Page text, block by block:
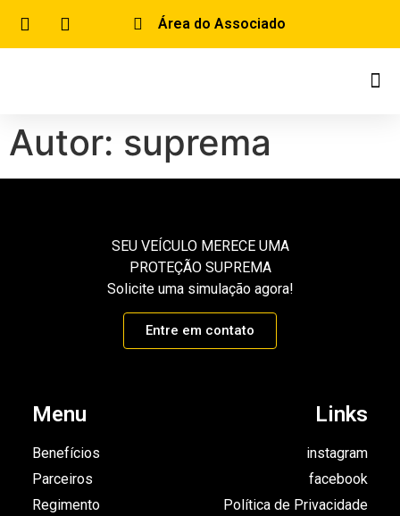
Área do Associado
Autor: suprema
SEU VEÍCULO MERECE UMA
PROTEÇÃO SUPREMA
Solicite uma simulação agora!
Entre em contato
Menu
Benefícios
Parceiros
Regimento
Links
instagram
facebook
Política de Privacidade